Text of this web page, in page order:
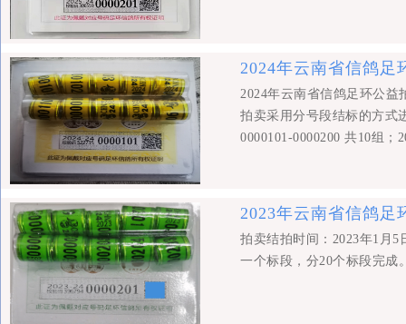
2024年云南省信鸽足
2024年云南省信鸽足环公益
拍卖采用分号段结标的方式
0000101-0000200 共10组；
2023年云南省信鸽足
拍卖结拍时间：2023年1月
一个标段，分20个标段完成